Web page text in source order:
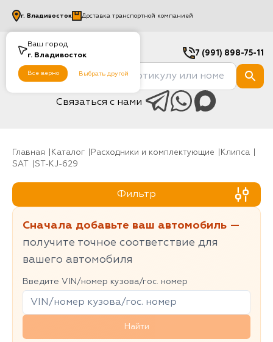
Ваш город
г. Владивосток
Все верно Выбрать другой
г. Владивосток Доставка транспортной компанией
7 (991) 898-75-11
Связаться с нами
Главная Каталог Расходники и комплектующие
клипса
SAT
ST-KJ-629
Фильтр
Сначала добавьте ваш автомобиль —
получите точное соответствие для
вашего автомобиля
Введите VIN/номер кузова/гос. номер
Найти